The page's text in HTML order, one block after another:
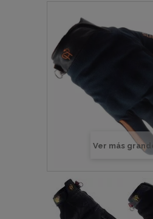
Ver más grande